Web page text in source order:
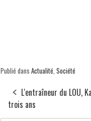
Publié dans Actualité Société
L'entraîneur du LOU,
trois ans